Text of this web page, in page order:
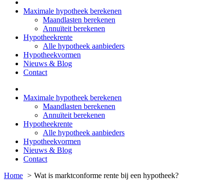
Maximale hypotheek berekenen
Maandlasten berekenen
Annuïteit berekenen
Hypotheekrente
Alle hypotheek aanbieders
Hypotheekvormen
Nieuws & Blog
Contact
Maximale hypotheek berekenen
Maandlasten berekenen
Annuïteit berekenen
Hypotheekrente
Alle hypotheek aanbieders
Hypotheekvormen
Nieuws & Blog
Contact
Home
Wat is marktconforme rente bij een hypotheek?